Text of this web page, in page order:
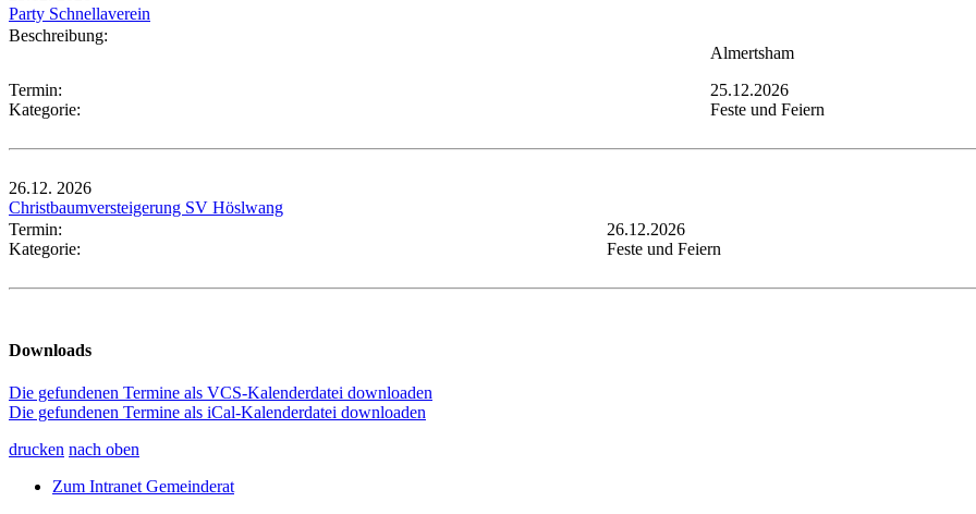
Party Schnellaverein
Beschreibung:
Almertsham
Termin:
25.12.2026
Kategorie:
Feste und Feiern
26.12. 2026
Christbaumversteigerung SV Höslwang
Termin:
26.12.2026
Kategorie:
Feste und Feiern
Downloads
Die gefundenen Termine als VCS-Kalenderdatei downloaden
Die gefundenen Termine als iCal-Kalenderdatei downloaden
drucken nach oben
Zum Intranet Gemeinderat